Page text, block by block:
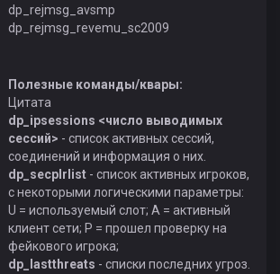
dp_rejmsg_avsmp
dp_rejmsg_revemu_sc2009
Полезные команды/квары:
Цитата
dp_ipsessions <число выводимых
сессий> - список активных сессий,
соединений и информация о них.
dp_secplrlist - список активных игроков,
с некоторыми логическими параметры:
U = используемый слот; A = активный
клиент сети; P = прошел проверку на
фейкового игрока;
dp_lastthreats - списки последних угроз.